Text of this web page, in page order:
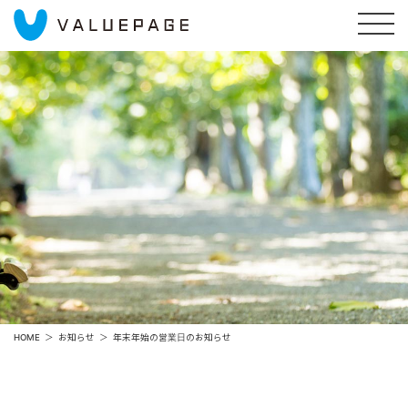
HOME お知らせ 年末年始の営業日のお知らせ